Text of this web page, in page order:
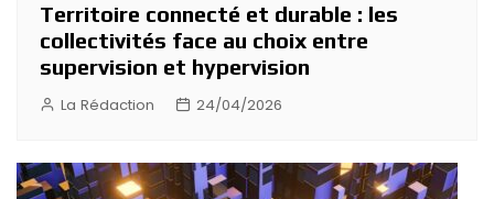
Territoire connecté et durable : les
collectivités face au choix entre
supervision et hypervision
La Rédaction 24/04/2026